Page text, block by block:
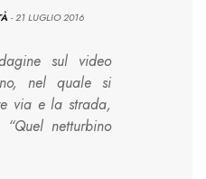
- 21 LUGLIO 2016
sul video
nel quale si
via e la strada,
netturbino